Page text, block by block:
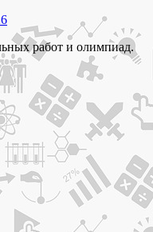
работ и олимпиад.